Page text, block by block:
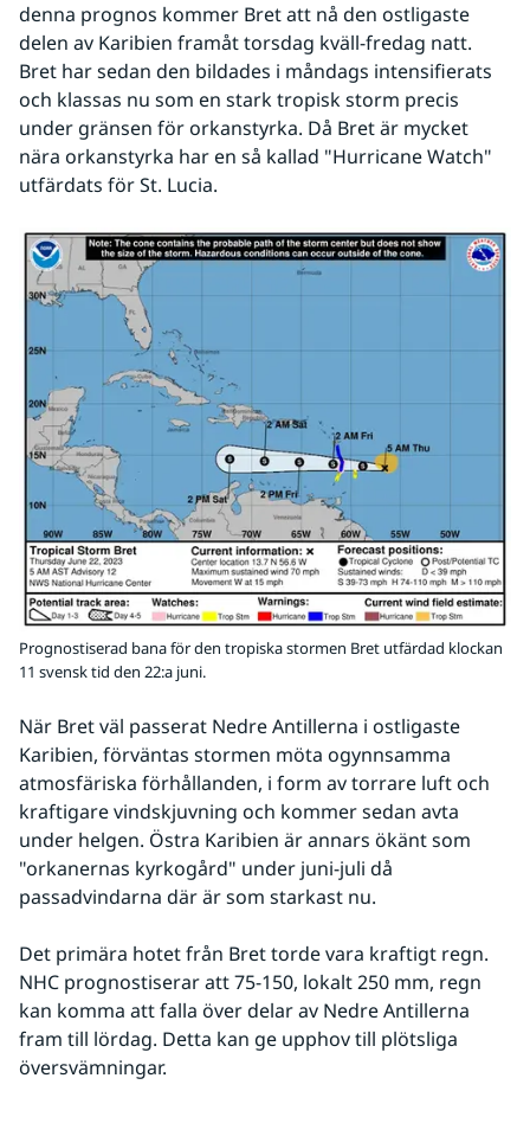
denna prognos kommer Bret att nå den ostligaste
delen av Karibien framåt torsdag kväll-fredag natt.
Bret har sedan den bildades i måndags intensifierats
och klassas nu som en stark tropisk storm precis
under gränsen för orkanstyrka. Då Bret är mycket
nära orkanstyrka har en så kallad "Hurricane Watch"
utfärdats för St. Lucia.
Prognostiserad bana för den tropiska stormen Bret utfärdad klockan
11 svensk tid den 22:a juni.
När Bret väl passerat Nedre Antillerna i ostligaste
Karibien, förväntas stormen möta ogynnsamma
atmosfäriska förhållanden, i form av torrare luft och
kraftigare vindskjuvning och kommer sedan avta
under helgen. Östra Karibien är annars ökänt som
"orkanernas kyrkogård" under juni-juli då
passadvindarna där är som starkast nu.
Det primära hotet från Bret torde vara kraftigt regn.
NHC prognostiserar att 75-150, lokalt 250 mm, regn
kan komma att falla över delar av Nedre Antillerna
fram till lördag. Detta kan ge upphov till plötsliga
översvämningar.